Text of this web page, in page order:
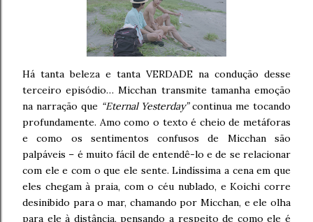
Há tanta beleza e tanta VERDADE na condução desse
terceiro episódio… Micchan transmite tamanha emoção
na narração que “Eternal Yesterday”continua me tocando
profundamente. Amo como o texto é cheio de metáforas
e como os sentimentos confusos de Micchan são
palpáveis – é muito fácil de entendê-lo e de se relacionar
com ele e com o que ele sente. Lindíssima a cena em que
eles chegam à praia, com o céu nublado, e Koichi corre
desinibido para o mar, chamando por Micchan, e ele olha
para ele à distância, pensando a respeito de como ele é